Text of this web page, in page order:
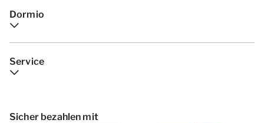
Dormio
Service
Sicher bezahlen mit